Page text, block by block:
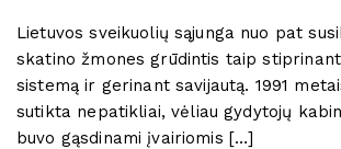
Lietuvos sveikuolių sąjunga nuo pat
skatino žmones grūdintis taip
sistemą ir gerinant savijautą. 1991
sutikta nepatikliai, vėliau gydytojų
buvo gąsdinami įvairiomis […]